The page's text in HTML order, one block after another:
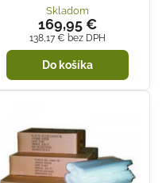
Skladom
169,95 €
138,17 € bez DPH
Do košíka